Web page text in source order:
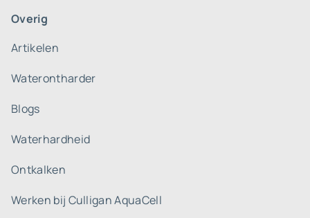
Overig
Artikelen
Waterontharder
Blogs
Waterhardheid
Ontkalken
Werken bij Culligan AquaCell